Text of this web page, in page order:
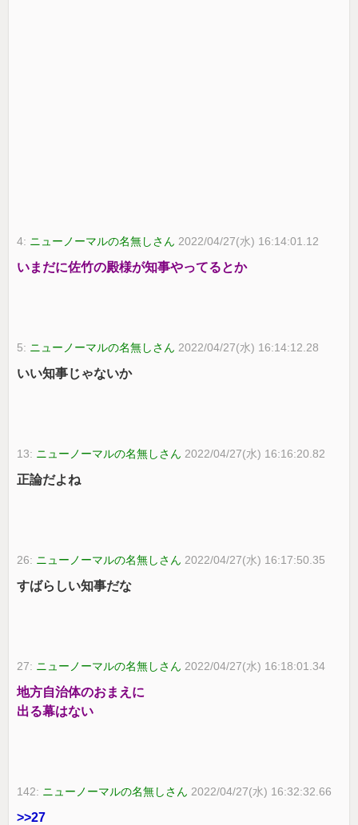
4: ニューノーマルの名無しさん 2022/04/27(水) 16:14:01.12
いまだに佐竹の殿様が知事やってるとか
5: ニューノーマルの名無しさん 2022/04/27(水) 16:14:12.28
いい知事じゃないか
13: ニューノーマルの名無しさん 2022/04/27(水) 16:16:20.82
正論だよね
26: ニューノーマルの名無しさん 2022/04/27(水) 16:17:50.35
すばらしい知事だな
27: ニューノーマルの名無しさん 2022/04/27(水) 16:18:01.34
地方自治体のおまえに
出る幕はない
142: ニューノーマルの名無しさん 2022/04/27(水) 16:32:32.66
>>27